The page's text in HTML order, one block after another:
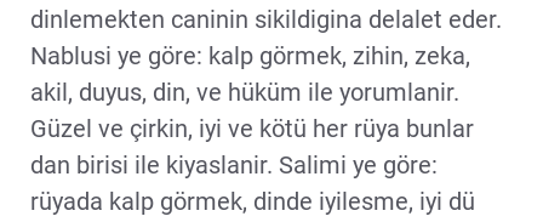
dinlemekten caninin sikildigina delalet eder.
Nablusi ye göre: kalp görmek, zihin, zeka,
akil, duyus, din, ve hüküm ile yorumlanir.
Güzel ve çirkin, iyi ve kötü her rüya bunlar
dan birisi ile kiyaslanir. Salimi ye göre:
rüyada kalp görmek, dinde iyilesme, iyi dü